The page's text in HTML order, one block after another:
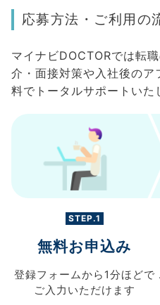
応募方法・ご利用の
マイナビDOCTORでは転
介・面接対策や入社後の
料でトータルサポートいた
STEP.1
無料お申込み
登録フォームから 1分ほどで
ご入力 いただけます